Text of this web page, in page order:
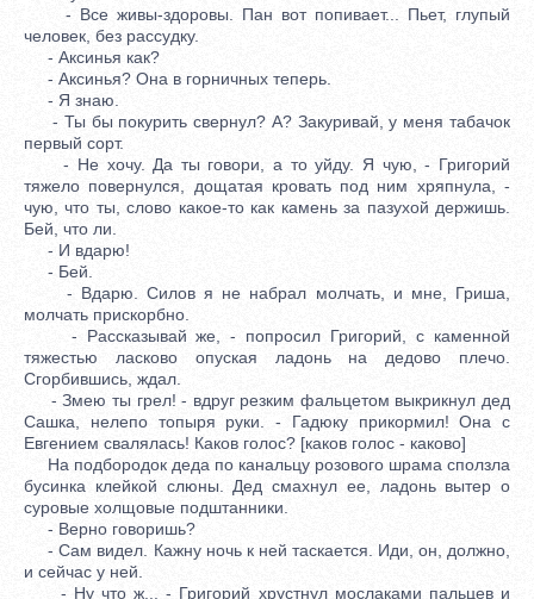
- Все живы-здоровы. Пан вот попивает... Пьет, глупый
человек, без рассудку.
- Аксинья как?
- Аксинья? Она в горничных теперь.
- Я знаю.
- Ты бы покурить свернул? А? Закуривай, у меня табачок
первый сорт.
- Не хочу. Да ты говори, а то уйду. Я чую, - Григорий
тяжело повернулся, дощатая кровать под ним хряпнула, -
чую, что ты, слово какое-то как камень за пазухой держишь.
Бей, что ли.
- И вдарю!
- Бей.
- Вдарю. Силов я не набрал молчать, и мне, Гриша,
молчать прискорбно.
- Рассказывай же, - попросил Григорий, с каменной
тяжестью ласково опуская ладонь на дедово плечо.
Сгорбившись, ждал.
- Змею ты грел! - вдруг резким фальцетом выкрикнул дед
Сашка, нелепо топыря руки. - Гадюку прикормил! Она с
Евгением свалялась! Каков голос? [каков голос - каково]
На подбородок деда по канальцу розового шрама сползла
бусинка клейкой слюны. Дед смахнул ее, ладонь вытер о
суровые холщовые подштанники.
- Верно говоришь?
- Сам видел. Кажну ночь к ней таскается. Иди, он, должно,
и сейчас у ней.
- Ну что ж... - Григорий хрустнул мослаками пальцев и